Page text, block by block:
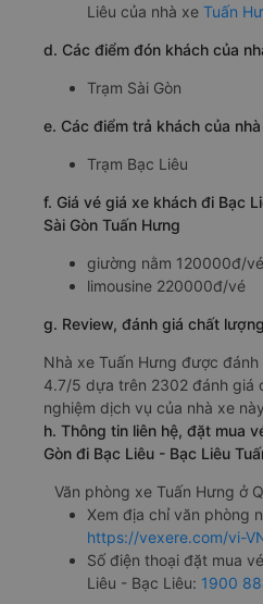
Liêu của nhà xe Tuấn
d. Các điểm đón khách của
Trạm Sài Gòn
e. Các điểm trả khách của
Trạm Bạc Liêu
f. Giá vé giá xe khách đi Bạc
Sài Gòn Tuấn Hưng
giường nằm 120000đ/vé
limousine 220000đ/vé
g. Review, đánh giá chất
Nhà xe Tuấn Hưng được
4.7/5 dựa trên 2302 đánh giá
nghiệm dịch vụ của nhà xe
h. Thông tin liên hệ, đặt mua
Gòn đi Bạc Liêu - Bạc Liêu
Văn phòng xe Tuấn Hưng ở
Xem địa chỉ văn phòng
https://vexere.com/vi-
Số điện thoại đặt mua
Liêu - Bạc Liêu: 1900